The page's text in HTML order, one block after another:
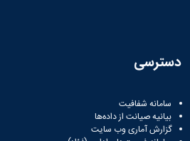
دسترسی
سامانه شفافیت
بیانیه صیانت از داده‌ها
گزارش آماری وب‌ سایت